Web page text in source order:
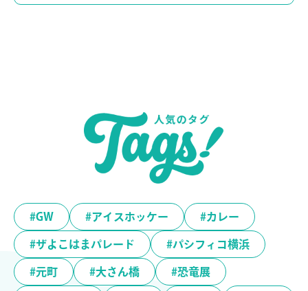
#GW #アイスホッケー #カレー
#ザよこはまパレード #パシフィコ横浜
#元町 #大さん橋 #恐竜展